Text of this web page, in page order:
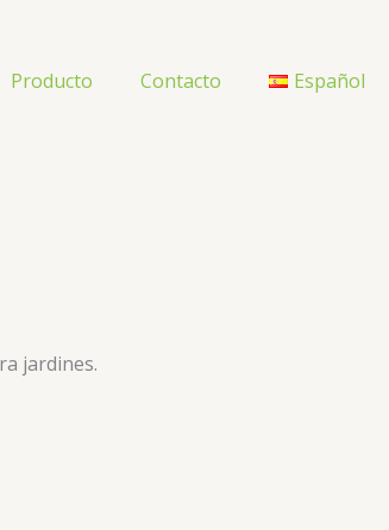
Producto Contacto Español
jardines.